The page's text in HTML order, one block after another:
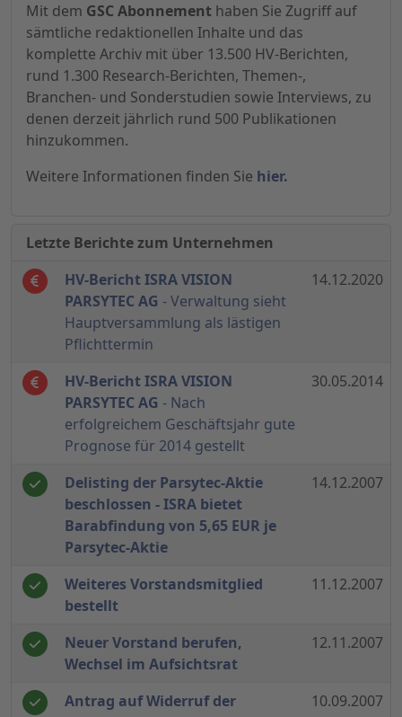
Mit dem GSC Abonnement haben Sie Zugriff auf
sämtliche redaktionellen Inhalte und das
komplette Archiv mit über 13.500 HV-Berichten,
rund 1.300 Research-Berichten, Themen-,
Branchen- und Sonderstudien sowie Interviews, zu
denen derzeit jährlich rund 500 Publikationen
hinzukommen.
Weitere Informationen finden Sie hier.
Letzte Berichte zum Unternehmen
HV-Bericht ISRA VISION
PARSYTEC AG - Verwaltung sieht
Hauptversammlung als lästigen
Pflichttermin
14.12.2020
HV-Bericht ISRA VISION
PARSYTEC AG - Nach
erfolgreichem Geschäftsjahr gute
Prognose für 2014 gestellt
30.05.2014
Delisting der Parsytec-Aktie
beschlossen - ISRA bietet
Barabfindung von 5,65 EUR je
Parsytec-Aktie
14.12.2007
Weiteres Vorstandsmitglied
bestellt
11.12.2007
Neuer Vorstand berufen,
Wechsel im Aufsichtsrat
12.11.2007
Antrag auf Widerruf der
10.09.2007